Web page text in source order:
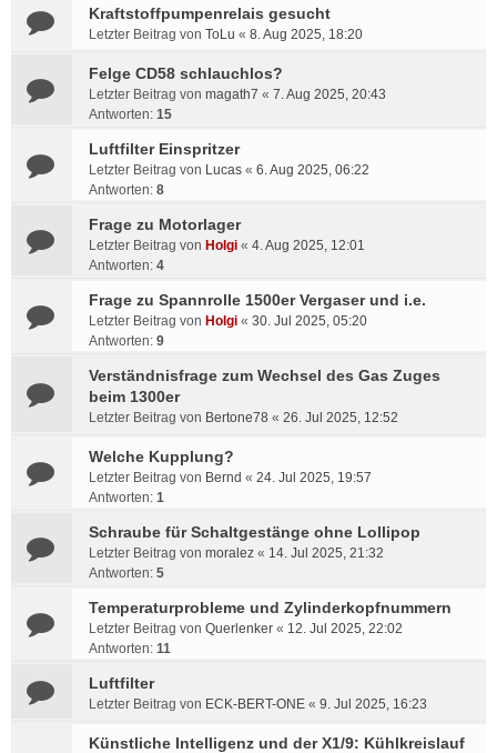
Kraftstoffpumpenrelais gesucht
Letzter Beitrag von ToLu « 8. Aug 2025, 18:20
Felge CD58 schlauchlos?
Letzter Beitrag von magath7 « 7. Aug 2025, 20:43
Antworten: 15
Luftfilter Einspritzer
Letzter Beitrag von Lucas « 6. Aug 2025, 06:22
Antworten: 8
Frage zu Motorlager
Letzter Beitrag von Holgi « 4. Aug 2025, 12:01
Antworten: 4
Frage zu Spannrolle 1500er Vergaser und i.e.
Letzter Beitrag von Holgi « 30. Jul 2025, 05:20
Antworten: 9
Verständnisfrage zum Wechsel des Gas Zuges
beim 1300er
Letzter Beitrag von Bertone78 « 26. Jul 2025, 12:52
Welche Kupplung?
Letzter Beitrag von Bernd « 24. Jul 2025, 19:57
Antworten: 1
Schraube für Schaltgestänge ohne Lollipop
Letzter Beitrag von moralez « 14. Jul 2025, 21:32
Antworten: 5
Temperaturprobleme und Zylinderkopfnummern
Letzter Beitrag von Querlenker « 12. Jul 2025, 22:02
Antworten: 11
Luftfilter
Letzter Beitrag von ECK-BERT-ONE « 9. Jul 2025, 16:23
Künstliche Intelligenz und der X1/9: Kühlkreislauf